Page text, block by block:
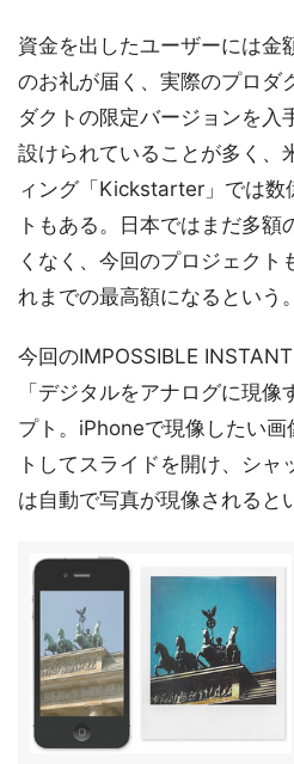
資金を出したユーザーには金
のお礼が届く、実際のプロダ
ダクトの限定バージョンを入
設けられていることが多く、
ィング「Kickstarter」では数
トもある。日本ではまだ多額
くなく、今回のプロジェクト
れまでの最高額になるという。
今回のIMPOSSIBLE
「デジタルをアナログに現
プト。iPhoneで現像したい
トしてスライドを開け、シャ
は自動で写真が現像されると